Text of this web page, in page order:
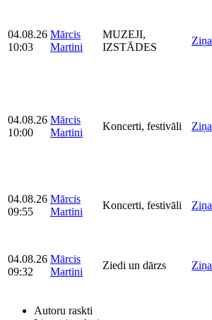
04.08.26
10:03
Mārcis
Martini
MUZEJI,
IZSTĀDES
Ziņa
04.08.26
10:00
Mārcis
Martini
Koncerti, festivāli Ziņa
04.08.26
09:55
Mārcis
Martini
Koncerti, festivāli Ziņa
04.08.26
09:32
Mārcis
Martini
Ziedi un dārzs Ziņa
Autoru raskti